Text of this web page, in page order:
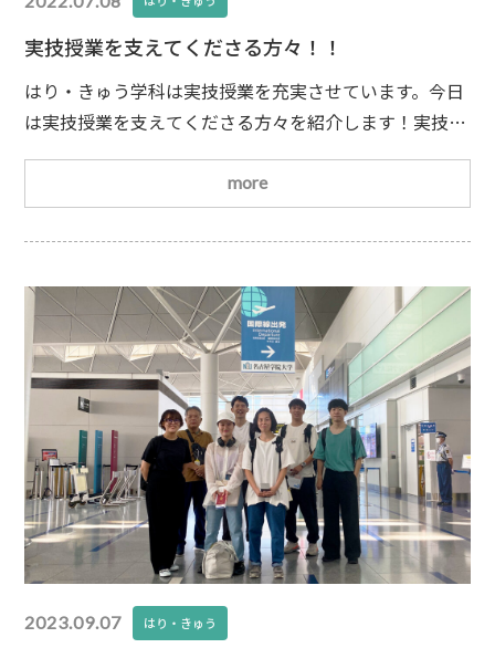
実技授業を支えてくださる方々！！
はり・きゅう学科は実技授業を充実させています。今日
は実技授業を支えてくださる方々を紹介します！実技授
業では、練習する機会を多く提供しています。同時に自
宅での練習も強く推奨しています。スポーツと同じで上
手くなるためには練習あるのみなのです！ただ、練習す
ればするほど鍼やお灸など消耗品は減っていきますし、
も、皆さんもご存知のように、鍼やお灸は近所の薬局で
買
more
2023.09.07 はり・きゅう